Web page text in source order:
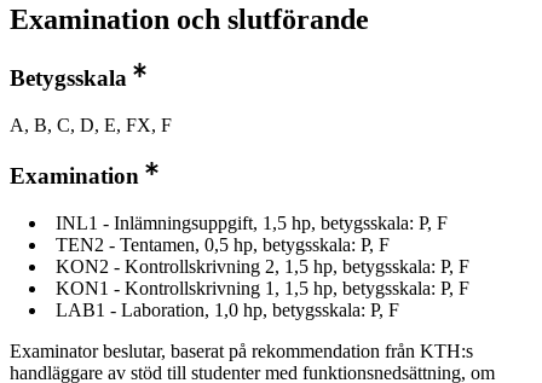
Examination och slutförande
Betygsskala
A, B, C, D, E, FX, F
Examination
INL1 - Inlämningsuppgift, 1,5 hp, betygsskala: P, F
TEN2 - Tentamen, 0,5 hp, betygsskala: P, F
KON2 - Kontrollskrivning 2, 1,5 hp, betygsskala: P, F
KON1 - Kontrollskrivning 1, 1,5 hp, betygsskala: P, F
LAB1 - Laboration, 1,0 hp, betygsskala: P, F
Examinator beslutar, baserat på rekommendation från KTH:s
handläggare av stöd till studenter med funktionsnedsättning, om